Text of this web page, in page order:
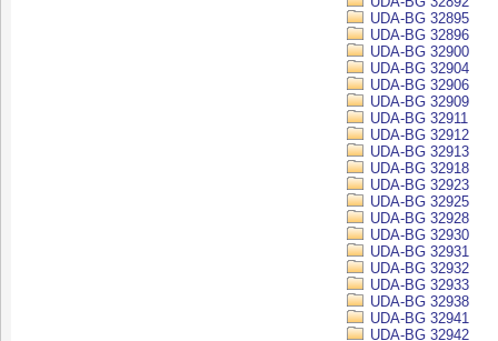
UDA-BG 32895
UDA-BG 32896
UDA-BG 32900
UDA-BG 32904
UDA-BG 32906
UDA-BG 32909
UDA-BG 32911
UDA-BG 32912
UDA-BG 32913
UDA-BG 32918
UDA-BG 32923
UDA-BG 32925
UDA-BG 32928
UDA-BG 32930
UDA-BG 32931
UDA-BG 32932
UDA-BG 32933
UDA-BG 32938
UDA-BG 32941
UDA-BG 32942